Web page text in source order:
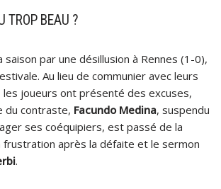
TROP BEAU ?
saison par une désillusion à Rennes (1-0),
Au lieu de communier avec leurs
joueurs ont présenté des excuses,
du contraste, Facundo Medina, suspendu
ses coéquipiers, est passé de la
frustration après la défaite et le sermon
.